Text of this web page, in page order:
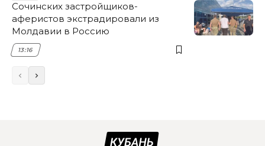
Сочинских застройщиков-
аферистов экстрадировали из
Молдавии в Россию
13:16